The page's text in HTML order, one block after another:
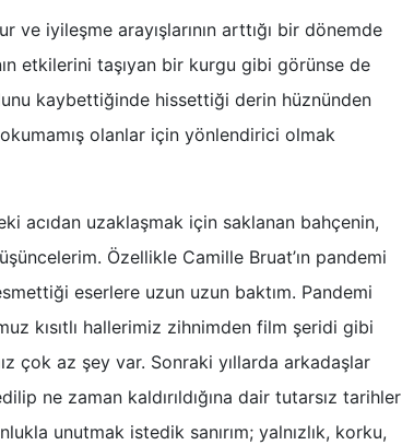
ve iyileşme arayışlarının arttığı bir dönemde
etkilerini taşıyan bir kurgu gibi görünse de
kaybettiğinde hissettiği derin hüznünden
olanlar için yönlendirici olmak
acıdan uzaklaşmak için saklanan bahçenin,
Özellikle Camille Bruat’ın pandemi
eserlere uzun uzun baktım. Pandemi
kısıtlı hallerimiz zihnimden film şeridi gibi
çok az şey var. Sonraki yıllarda arkadaşlar
ne zaman kaldırıldığına dair tutarsız tarihler
unutmak istedik sanırım; yalnızlık, korku,